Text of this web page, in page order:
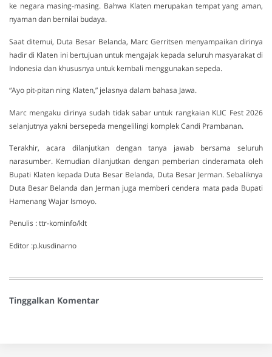
ke negara masing-masing. Bahwa Klaten merupakan tempat yang aman,
nyaman dan bernilai budaya.
Saat ditemui, Duta Besar Belanda, Marc Gerritsen menyampaikan dirinya
hadir di Klaten ini bertujuan untuk mengajak kepada seluruh masyarakat di
Indonesia dan khususnya untuk kembali menggunakan sepeda.
“Ayo pit-pitan ning Klaten,” jelasnya dalam bahasa Jawa.
Marc mengaku dirinya sudah tidak sabar untuk rangkaian KLIC Fest 2026
selanjutnya yakni bersepeda mengelilingi komplek Candi Prambanan.
Terakhir, acara dilanjutkan dengan tanya jawab bersama seluruh
narasumber. Kemudian dilanjutkan dengan pemberian cinderamata oleh
Bupati Klaten kepada Duta Besar Belanda, Duta Besar Jerman. Sebaliknya
Duta Besar Belanda dan Jerman juga memberi cendera mata pada Bupati
Hamenang Wajar Ismoyo.
Penulis : ttr-kominfo/klt
Editor :p.kusdinarno
Tinggalkan Komentar